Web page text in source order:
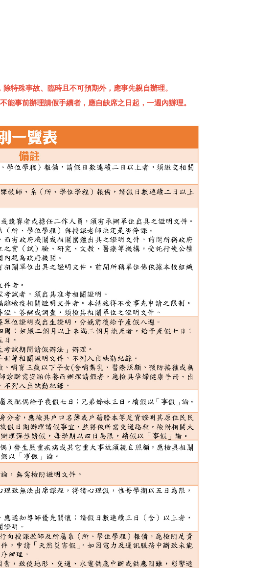
特殊事故、臨時且不可預期外，應事先親自辦理。
事前辦理請假手續者，應自缺席之日起，一週內辦理。